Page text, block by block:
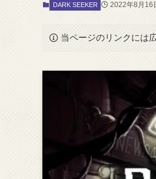
DARK SEEKER 2022年8月16
当ページのリンクには